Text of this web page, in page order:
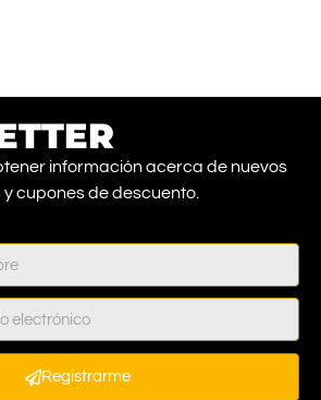
información acerca de nuevos
cupones de descuento.
Registrarme